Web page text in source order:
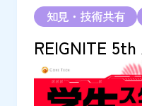
知見・技術共有
REIGNITE